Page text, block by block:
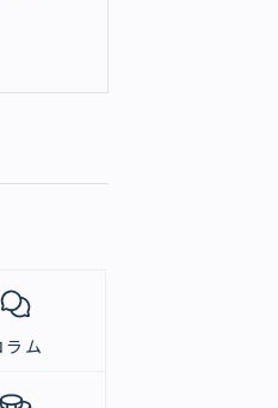
ラム